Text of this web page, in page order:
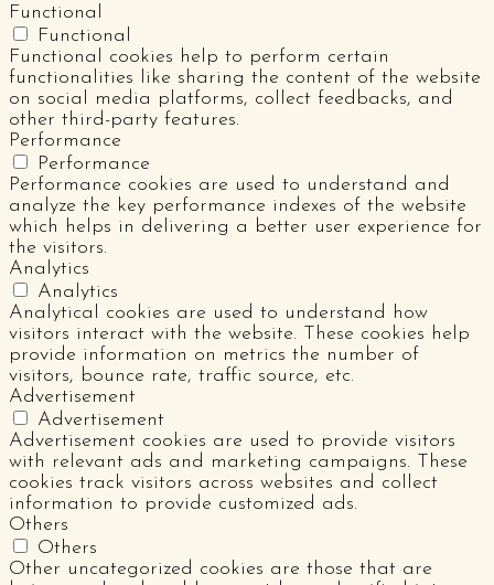
Functional
Functional
Functional cookies help to perform certain
functionalities like sharing the content of the website
on social media platforms, collect feedbacks, and
other third-party features.
Performance
Performance
Performance cookies are used to understand and
analyze the key performance indexes of the website
which helps in delivering a better user experience for
the visitors.
Analytics
Analytics
Analytical cookies are used to understand how
visitors interact with the website. These cookies help
provide information on metrics the number of
visitors, bounce rate, traffic source, etc.
Advertisement
Advertisement
Advertisement cookies are used to provide visitors
with relevant ads and marketing campaigns. These
cookies track visitors across websites and collect
information to provide customized ads.
Others
Others
Other uncategorized cookies are those that are